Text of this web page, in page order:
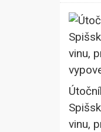
vinu,